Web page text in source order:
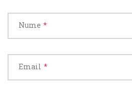
Nume *
Email *